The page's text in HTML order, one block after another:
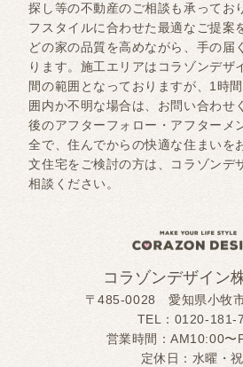
探し等の不動産のご相談も承ってお
フスタイルに合わせた最適なご提案
どの家の品質を高めながら、手の届
ります。施工エリアはコラゾンデザ
間の範囲となっておりますが、1時
囲内か不明な場合は、お問い合わせ
後のアフターフォロー・アフターメ
全で、住んでからの快適な住まいを
文住宅をご検討の方は、コラゾンデ
相談ください。
コラゾンデザイン
〒485-0028 愛知県小牧
TEL： 0120-181-
営業時間：AM10:00〜
定休日：水曜・